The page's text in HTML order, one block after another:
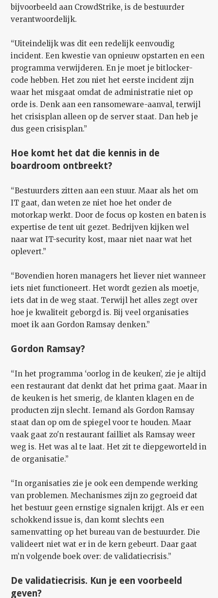
bijvoorbeeld aan CrowdStrike, is de bestuurder
verantwoordelijk.
“Uiteindelijk was dit een redelijk eenvoudig
incident. Een kwestie van opnieuw opstarten en een
programma verwijderen. En je moet je bitlocker-
code hebben. Het zou niet het eerste incident zijn
waar het misgaat omdat de administratie niet op
orde is. Denk aan een ransomeware-aanval, terwijl
het crisisplan alleen op de server staat. Dan heb je
dus geen crisisplan.”
Hoe komt het dat die kennis in de
boardroom ontbreekt?
“Bestuurders zitten aan een stuur. Maar als het om
IT gaat, dan weten ze niet hoe het onder de
motorkap werkt. Door de focus op kosten en baten is
expertise de tent uit gezet. Bedrijven kijken wel
naar wat IT-security kost, maar niet naar wat het
oplevert.”
“Bovendien horen managers het liever niet wanneer
iets niet functioneert. Het wordt gezien als moetje,
iets dat in de weg staat. Terwijl het alles zegt over
hoe je kwaliteit geborgd is. Bij veel organisaties
moet ik aan Gordon Ramsay denken.”
Gordon Ramsay?
“In het programma ‘oorlog in de keuken’, zie je altijd
een restaurant dat denkt dat het prima gaat. Maar in
de keuken is het smerig, de klanten klagen en de
producten zijn slecht. Iemand als Gordon Ramsay
staat dan op om de spiegel voor te houden. Maar
vaak gaat zo'n restaurant failliet als Ramsay weer
weg is. Het was al te laat. Het zit te diepgeworteld in
de organisatie.”
“In organisaties zie je ook een dempende werking
van problemen. Mechanismes zijn zo gegroeid dat
het bestuur geen ernstige signalen krijgt. Als er een
schokkend issue is, dan komt slechts een
samenvatting op het bureau van de bestuurder. Die
valideert niet wat er in de kern gebeurt. Daar gaat
m’n volgende boek over: de validatiecrisis.”
De validatiecrisis. Kun je een voorbeeld
geven?